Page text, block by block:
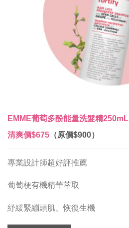
EMME葡萄多酚能量洗髮精250mL
清爽價$675 （原價$900）
專業設計師超好評推薦
葡萄梗有機精華萃取
紓緩緊繃頭肌、恢復生機